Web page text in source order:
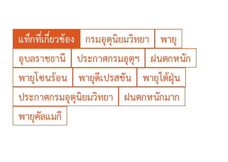
แท็กที่เกี่ยวข้อง กรมอุตุนิยมวิทยา
พายุ
อุบลราชธานี
ประกาศกรมอุตุฯ
ฝนตกหนัก
พายุโซนร้อน
พายุดีเปรสชัน
พายุไต้ฝุ่น
ประกาศกรมอุตุนิยมวิทยา
ฝนตกหนักมาก
พายุคัลแมกี